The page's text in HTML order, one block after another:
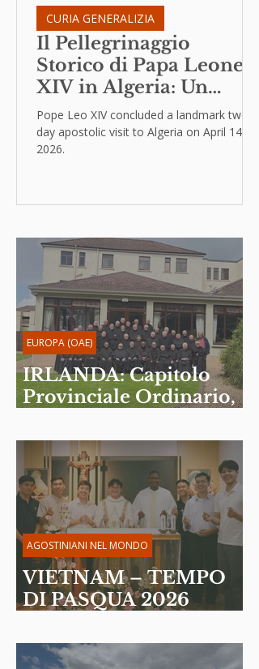
Il Pellegrinaggio
Storico di Papa Leone
XIV in Algeria: Un
Figlio di Agostino
Chiama all’Umiltà e alla
Pace
Pope Leo XIV concluded a landmark two-
day apostolic visit to Algeria on April 14,
2026.
CURIA GENERALIZIA
IRLANDA: Capitolo
Provinciale Ordinario,
EUROPA (OAE)
VIETNAM – TEMPO
DI PASQUA 2026
Davakan, OSA
AGOSTINIANI NEL MONDO